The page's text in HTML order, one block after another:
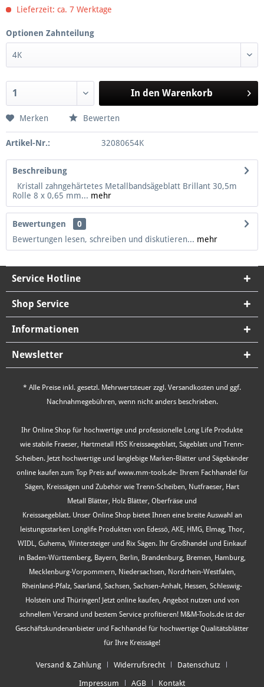
Lieferzeit: ca. 7 Werktage
Optionen Zahnteilung
In den Warenkorb
Merken Bewerten
Artikel-Nr.: 32080654K
Beschreibung
Kristall zahngehärtetes Metallbandsägeblatt Brillant 30,5m
Rolle 8 x 0,65 mm... mehr
Bewertungen
0
Bewertungen lesen, schreiben und diskutieren... mehr
Service Hotline
Shop Service
Informationen
Newsletter
* Alle Preise inkl. gesetzl. Mehrwertsteuer zzgl. Versandkosten und ggf.
Nachnahmegebühren, wenn nicht anders beschrieben.
Ihr Online Shop für hochwertige und professionelle Long Life Produkte
wie stabile Fraeser, Hartmetall HSS Kreissaegeblatt, Sägeblatt und Trenn-
Scheiben. Jetzt hochwertige und langlebige Marken-Blätter und Sägebänder
online kaufen zum Top Preis auf www.mm-tools.de- Ihrem Fachhandel für
Sägen, Kreissägen und Zubehör wie Trenn-Scheiben, Nutfraeser, Hart
Metall Blätter, Holz Blätter, Oberfräse und
Kreissaegeblatt. Unser Online Shop bietet Ihnen eine breite Auswahl an
leistungsstarken Longlife Produkten von Edessö, AKE, HMG, Elmag, Thor,
WIDL, Guhema, Wintersteiger und Rix Sägen. Ihr Großhandel und Einkauf
in Baden-Württemberg, Bayern, Berlin, Brandenburg, Bremen, Hamburg,
Mecklenburg-Vorpommern, Niedersachsen, Nordrhein-Westfalen,
Rheinland-Pfalz, Saarland, Sachsen, Sachsen-Anhalt, Hessen, Schleswig-
Holstein und Thüringen! Jetzt online kaufen, Angebot nutzen und von
schnellem Versand und bestem Service profitieren! M&M-Tools.de ist der
Geschäftskundenanbieter und Fachhandel für hochwertige Qualitätsblätter
für Ihre Kreissäge!
Versand & Zahlung Widerrufsrecht Datenschutz
Impressum AGB Kontakt